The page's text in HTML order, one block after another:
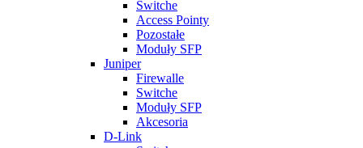
Switche
Access Pointy
Pozostałe
Moduły SFP
Juniper
Firewalle
Switche
Moduły SFP
Akcesoria
D-Link